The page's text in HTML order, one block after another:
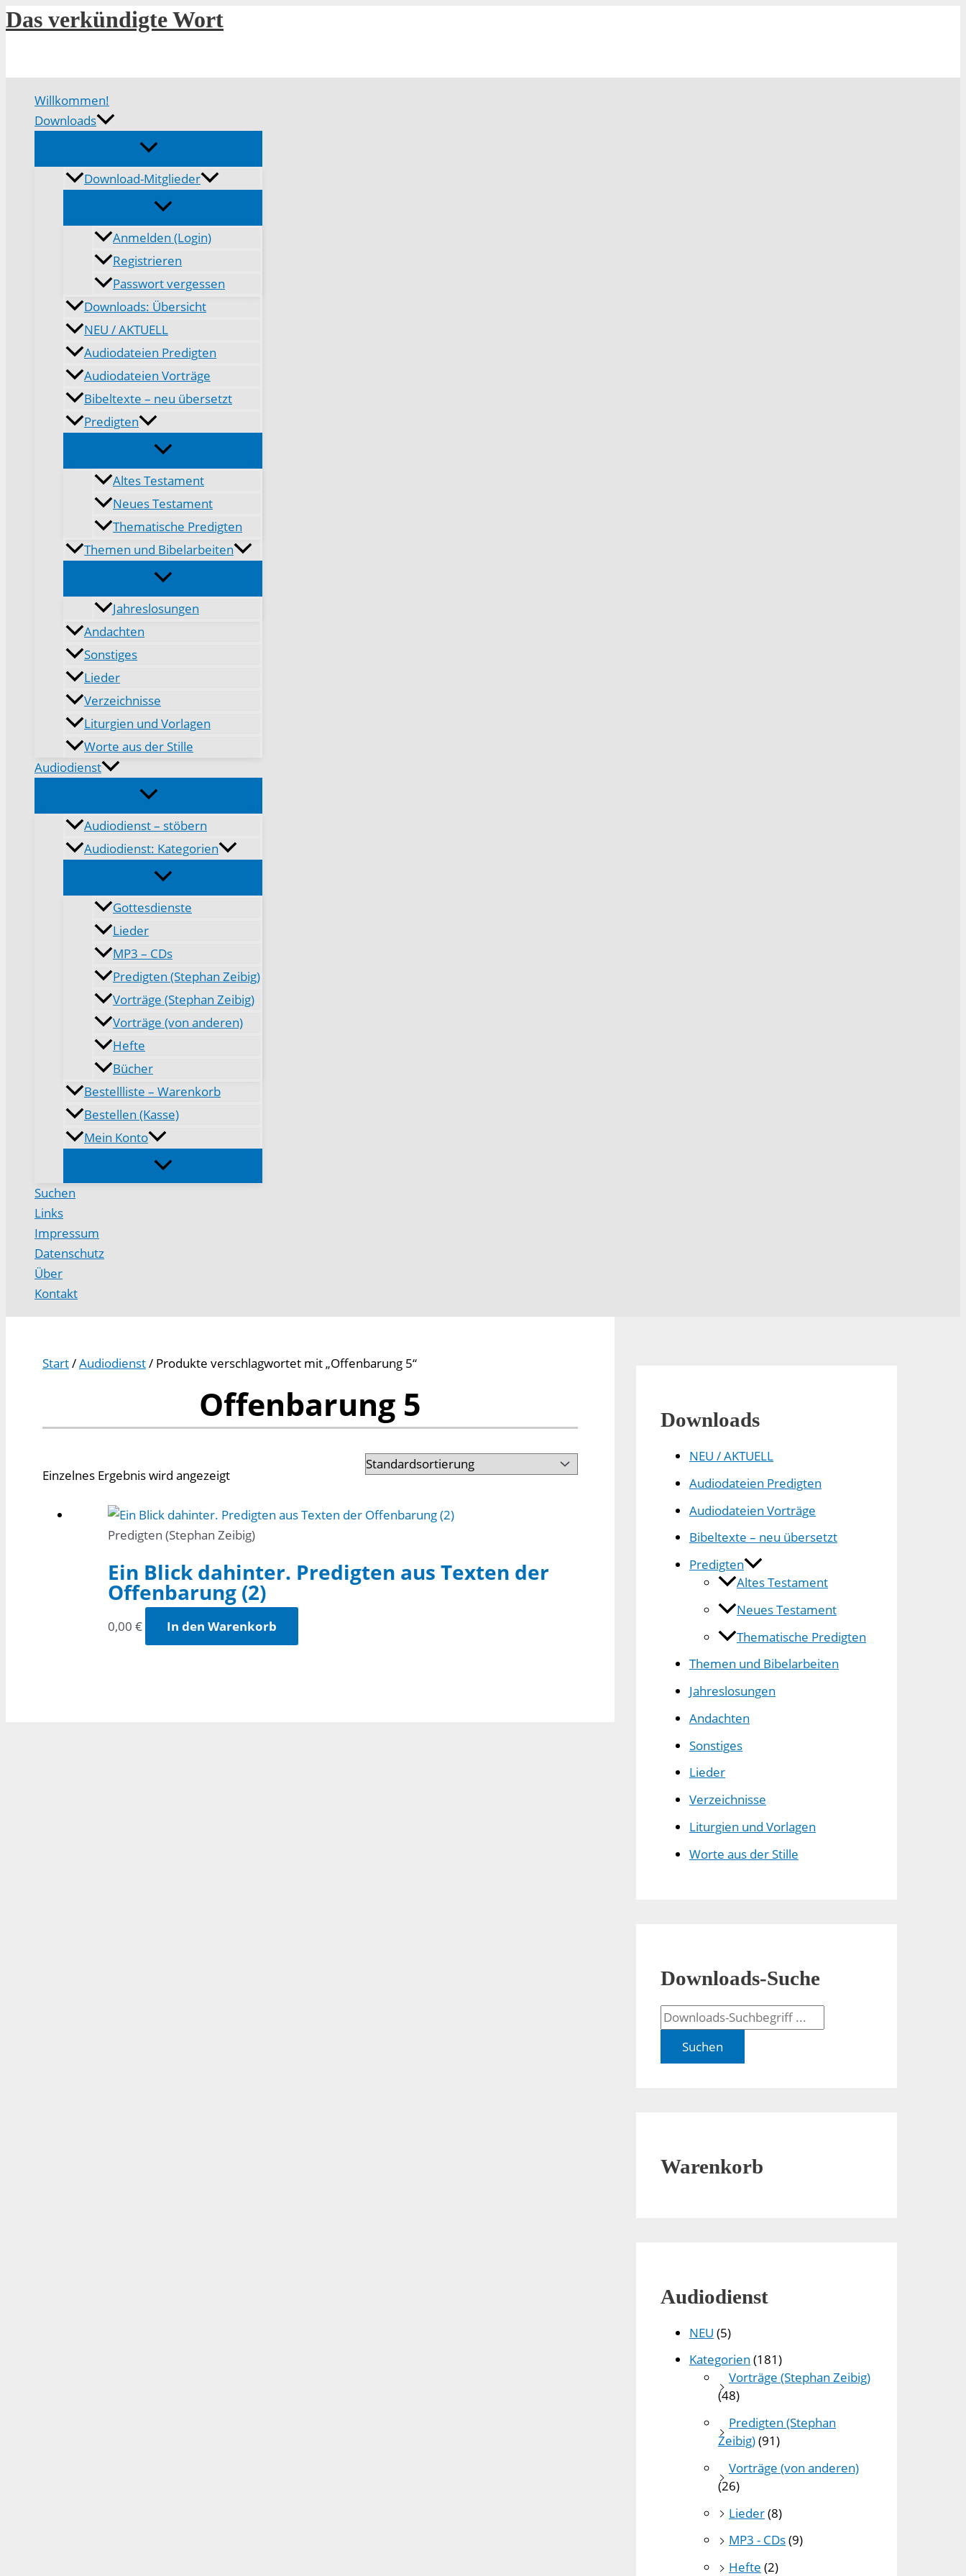
Zum
Inhalt
Das verkündigte Wort
Willkommen!
Downloads
Download-Mitglieder
Anmelden (Login)
Registrieren
Passwort vergessen
Downloads: Übersicht
NEU / AKTUELL
Audiodateien Predigten
Audiodateien Vorträge
Bibeltexte – neu übersetzt
Predigten
Altes Testament
Neues Testament
Thematische Predigten
Themen und Bibelarbeiten
Jahreslosungen
Andachten
Sonstiges
Lieder
Verzeichnisse
Liturgien und Vorlagen
Worte aus der Stille
Audiodienst
Audiodienst – stöbern
Audiodienst: Kategorien
Gottesdienste
Lieder
MP3 – CDs
Predigten (Stephan Zeibig)
Vorträge (Stephan Zeibig)
Vorträge (von anderen)
Hefte
Bücher
Bestellliste – Warenkorb
Bestellen (Kasse)
Mein Konto
Suchen
Links
Impressum
Datenschutz
Über
Kontakt
Start/Audiodienst/ Produkte verschlagwortet mit „Offenbarung 5“
Offenbarung 5
Einzelnes Ergebnis wird angezeigt
Predigten (Stephan Zeibig)
Ein Blick dahinter. Predigten aus Texten der
Offenbarung (2)
0,00 € In den Warenkorb
Downloads
NEU / AKTUELL
Audiodateien Predigten
Audiodateien Vorträge
Bibeltexte – neu übersetzt
Predigten
Altes Testament
Neues Testament
Thematische Predigten
Themen und Bibelarbeiten
Jahreslosungen
Andachten
Sonstiges
Lieder
Verzeichnisse
Liturgien und Vorlagen
Worte aus der Stille
Downloads-Suche
Suchen
Warenkorb
Audiodienst
NEU (5)
Kategorien (181)
Vorträge (Stephan Zeibig)
(48)
Predigten (Stephan
Zeibig)(91)
Vorträge (von anderen)
(26)
Lieder(8)
MP3 - CDs(9)
Hefte (2)